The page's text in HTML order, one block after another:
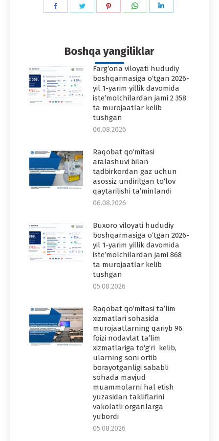
Share
Share
Share
Share
Boshqa yangiliklar
Farg‘ona viloyati hududiy
boshqarmasiga o‘tgan 2026-
yil 1-yarim yillik davomida
iste’molchilardan jami 2 358
ta murojaatlar kelib
tushgan
06.08.2026
Raqobat qo‘mitasi
aralashuvi bilan
tadbirkordan gaz uchun
asossiz undirilgan to‘lov
qaytarilishi ta’minlandi
06.08.2026
Buxoro viloyati hududiy
boshqarmasiga o‘tgan 2026-
yil 1-yarim yillik davomida
iste’molchilardan jami 868
ta murojaatlar kelib
tushgan
05.08.2026
Raqobat qo‘mitasi ta’lim
xizmatlari sohasida
murojaatlarning qariyb 96
foizi nodavlat ta’lim
xizmatlariga to‘g‘ri kelib,
ularning soni ortib
borayotganligi sababli
sohada mavjud
muammolarni hal etish
yuzasidan takliflarini
vakolatli organlarga
yubordi
05.08.2026